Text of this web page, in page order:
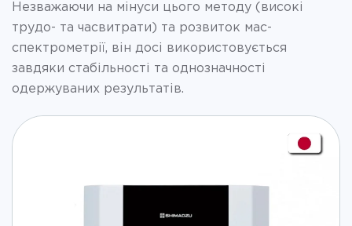
Незважаючи на мінуси цього методу (високі
трудо- та часвитрати) та розвиток мас-
спектрометрії, він досі використовується
завдяки стабільності та однозначності
одержуваних результатів.